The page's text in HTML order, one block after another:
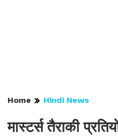
Home Hindi News
मास्टर्स तैराकी